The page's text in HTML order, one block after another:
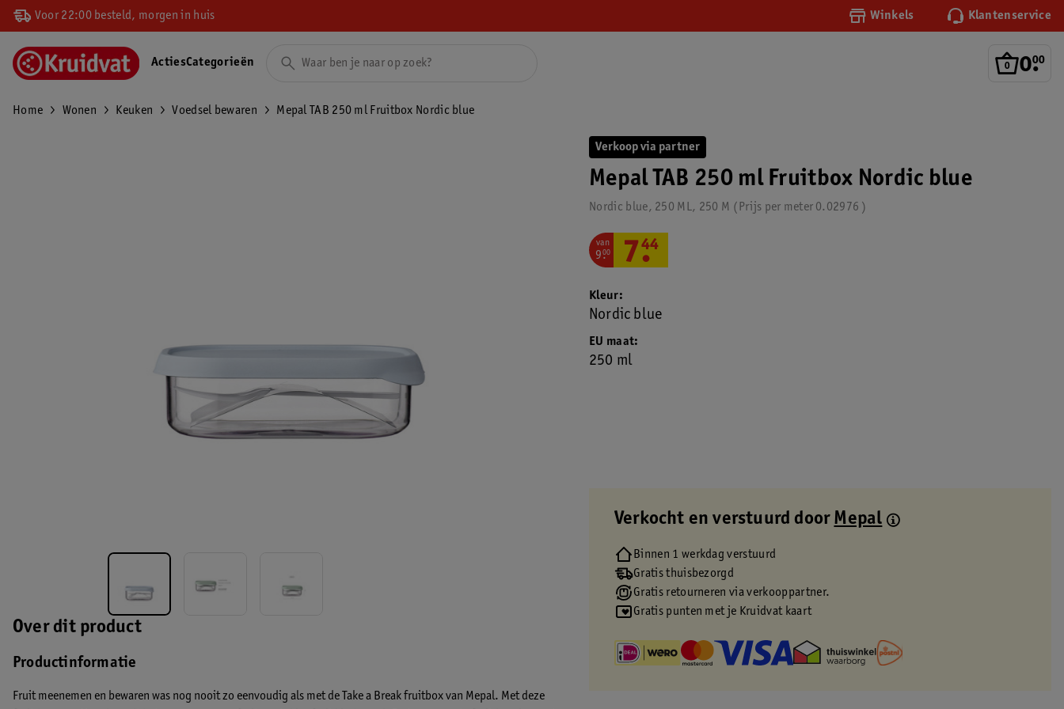
Voor 22:00 besteld, morgen in huis Winkels Klantenservice
0.
00
ActiesCategorieën
Home Wonen Keuken Voedsel bewaren Mepal TAB 250 ml Fruitbox Nordic blue
Over dit product
Productinformatie
Fruit meenemen en bewaren was nog nooit zo eenvoudig als met de Take a Break fruitbox van Mepal. Met deze
Verkoop via partner
Mepal TAB 250 ml Fruitbox Nordic blue
Nordic blue, 250 ML, 250 M 0.02976
Prijs per meter
van
9.
00 7.
44
EU maat
250 ml
Kleur
Nordic blue
Verkocht en verstuurd door Mepal
Binnen 1 werkdag verstuurd
Gratis thuisbezorgd
Gratis retourneren via verkooppartner.
Gratis punten met je Kruidvat kaart